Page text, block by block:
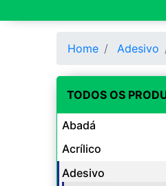
Home Adesivo
TODOS OS
Abadá
Acrílico
Adesivo